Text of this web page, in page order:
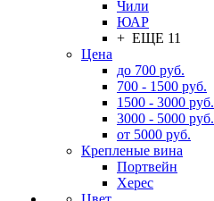
Чили
ЮАР
+ ЕЩЕ 11
Цена
до 700 руб.
700 - 1500 руб.
1500 - 3000 руб.
3000 - 5000 руб.
от 5000 руб.
Крепленые вина
Портвейн
Херес